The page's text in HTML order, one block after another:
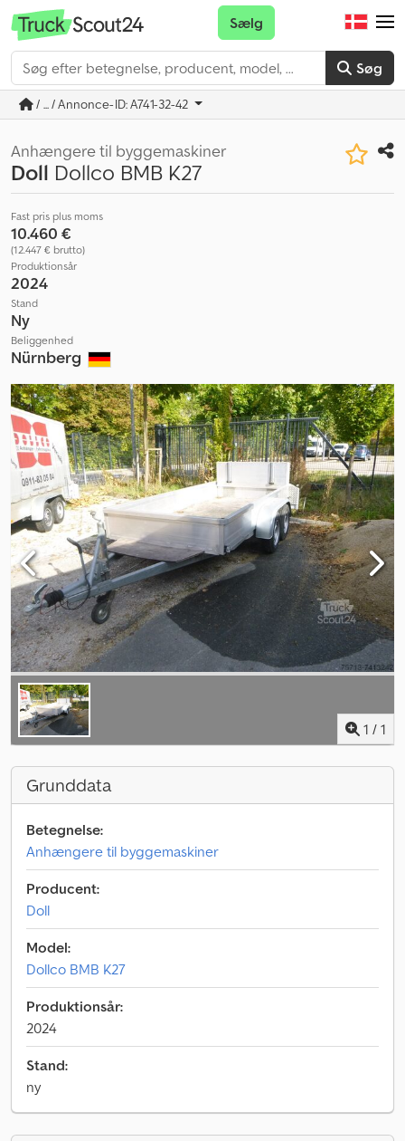
Søg
Sælg
/ ... / Annonce-ID: A741-32-42
Anhængere til byggemaskiner
Doll Dollco BMB K27
Fast pris plus moms
10.460 €
(12.447 € brutto)
Produktionsår
2024
Stand
Ny
Beliggenhed
Nürnberg
1 / 1
Grunddata
Betegnelse:
Anhængere til byggemaskiner
Producent:
Doll
Model:
Dollco BMB K27
Produktionsår:
2024
Stand:
ny